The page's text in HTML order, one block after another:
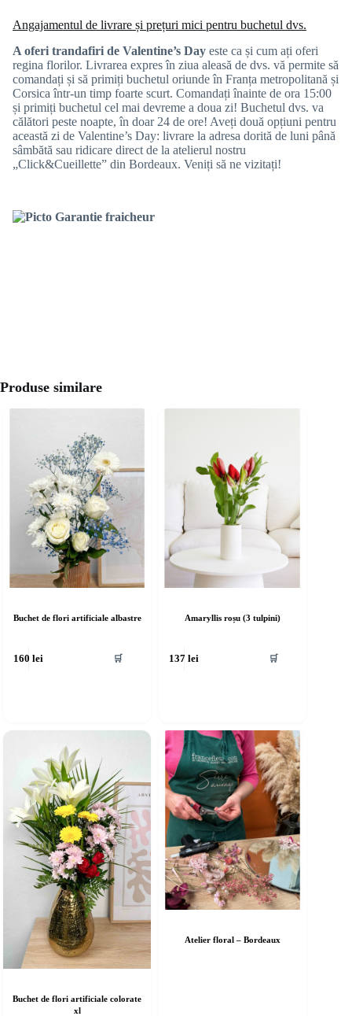
Angajamentul de livrare și prețuri mici pentru buchetul dvs.
A oferi trandafiri de Valentine’s Day este ca și cum ați oferi
regina florilor. Livrarea expres în ziua aleasă de dvs. vă permite să
comandați și să primiți buchetul oriunde în Franța metropolitană și
Corsica într-un timp foarte scurt. Comandați înainte de ora 15:00
și primiți buchetul cel mai devreme a doua zi! Buchetul dvs. va
călători peste noapte, în doar 24 de ore! Aveți două opțiuni pentru
această zi de Valentine’s Day: livrare la adresa dorită de luni până
sâmbătă sau ridicare direct de la atelierul nostru
„Click&Cueillette” din Bordeaux. Veniți să ne vizitați!
Produse similare
Buchet de flori artificiale albastre
160lei 🛒
Amaryllis roșu (3 tulpini)
137lei 🛒
Buchet de flori artificiale colorate
xl
Atelier floral – Bordeaux